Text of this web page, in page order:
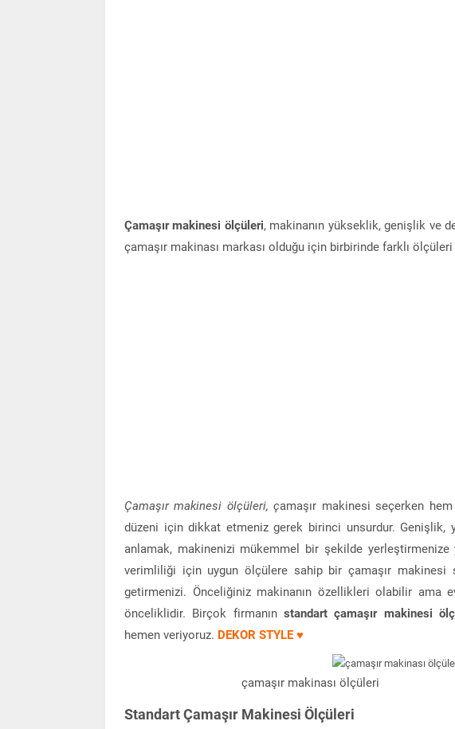
Çamaşır makinesi ölçüleri, makinanın yükseklik, genişlik ve
çamaşır makinası markası olduğu için birbirinde farklı
Çamaşır makinesi ölçüleri, çamaşır makinesi seçerken
düzeni için dikkat etmeniz gerek birinci unsurdur.
anlamak, makinenizi mükemmel bir şekilde yerleştirmenize
verimliliği için uygun ölçülere sahip bir çamaşır
getirmenizi. Önceliğiniz makinanın özellikleri olabilir ama
önceliklidir. Birçok firmanınstandart çamaşır makinesi
hemen veriyoruz. DEKOR STYLE ♥
çamaşır makinası ölçüleri
Standart Çamaşır Makinesi Ölçüleri